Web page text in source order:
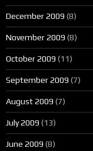
December 2009 (8)
November 2009 (8)
October 2009 (11)
September 2009 (7)
August 2009 (7)
July 2009 (13)
June 2009 (8)